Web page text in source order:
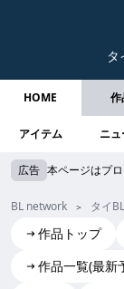
タ
HOME 作
アイテム ニュ
広告 本ページはプ
BL network タイ
作品トップ
作品一覧(最新